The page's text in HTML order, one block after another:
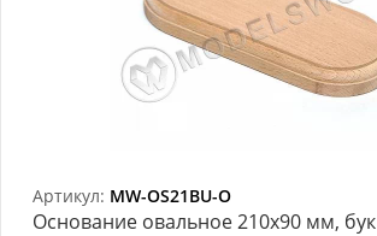
Артикул: MW-OS21BU-O
Основание овальное 210х90 мм, бук